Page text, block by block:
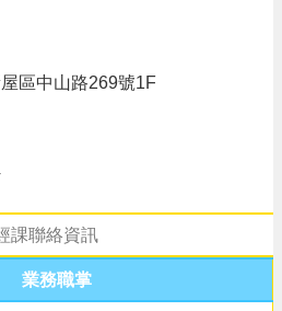
區中山路269號1F
課聯絡資訊
業務職掌